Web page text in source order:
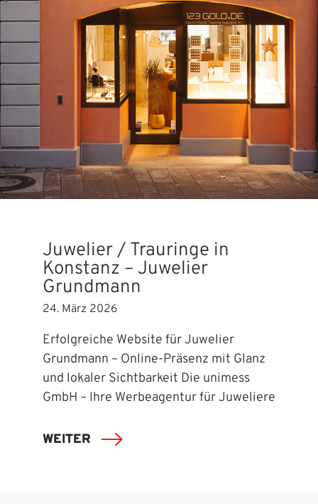
Juwelier / Trauringe in
Konstanz – Juwelier
Grundmann
24. März 2026
Erfolgreiche Website für Juwelier
Grundmann – Online-Präsenz mit Glanz
und lokaler Sichtbarkeit Die unimess
GmbH – Ihre Werbeagentur für Juweliere
WEITER